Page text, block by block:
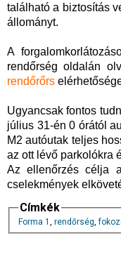
található a biztosítás
állományt.
A
rendőrség oldalán
rendőrőrs
Ugyancsak fontos
július 31-én 0 órától
M2 autóutak teljes
az ott lévő parkolókra
Az ellenőrzés célja
cselekmények
Címkék
Forma 1 , rendőrség,